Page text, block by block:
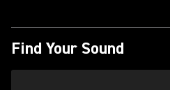
Find Your Sound